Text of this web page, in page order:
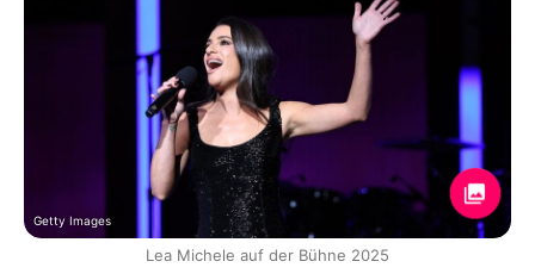
Getty Images
Lea Michele auf der Bühne 2025